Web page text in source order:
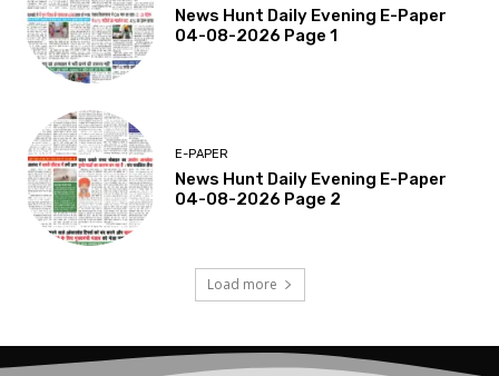
News Hunt Daily Evening E-Paper
04-08-2026 Page 1
E-PAPER
News Hunt Daily Evening E-Paper
04-08-2026 Page 2
Load more